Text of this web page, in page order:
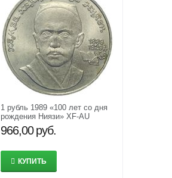
1 рубль 1989 «100 лет со дня
рождения Ниязи» XF-AU
966,00 руб.
КУПИТЬ